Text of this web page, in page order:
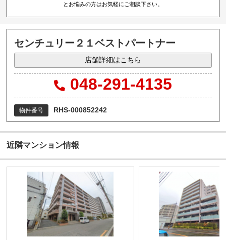
とお悩みの方はお気軽にご相談下さい。
センチュリー２１ベストパートナー
店舗詳細はこちら
048-291-4135
物件番号 RHS-000852242
近隣マンション情報